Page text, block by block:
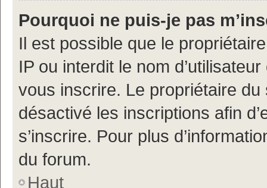
Pourquoi ne puis-je pas
Il est possible que le
IP ou interdit le nom
vous inscrire. Le propriétaire
désactivé les inscriptions afin
s’inscrire. Pour plus
du forum.
Haut